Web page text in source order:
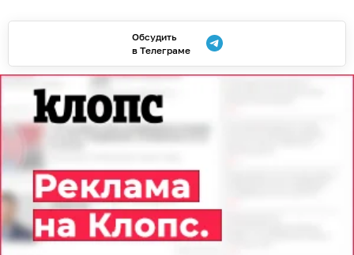
Обсудить
в Телеграме